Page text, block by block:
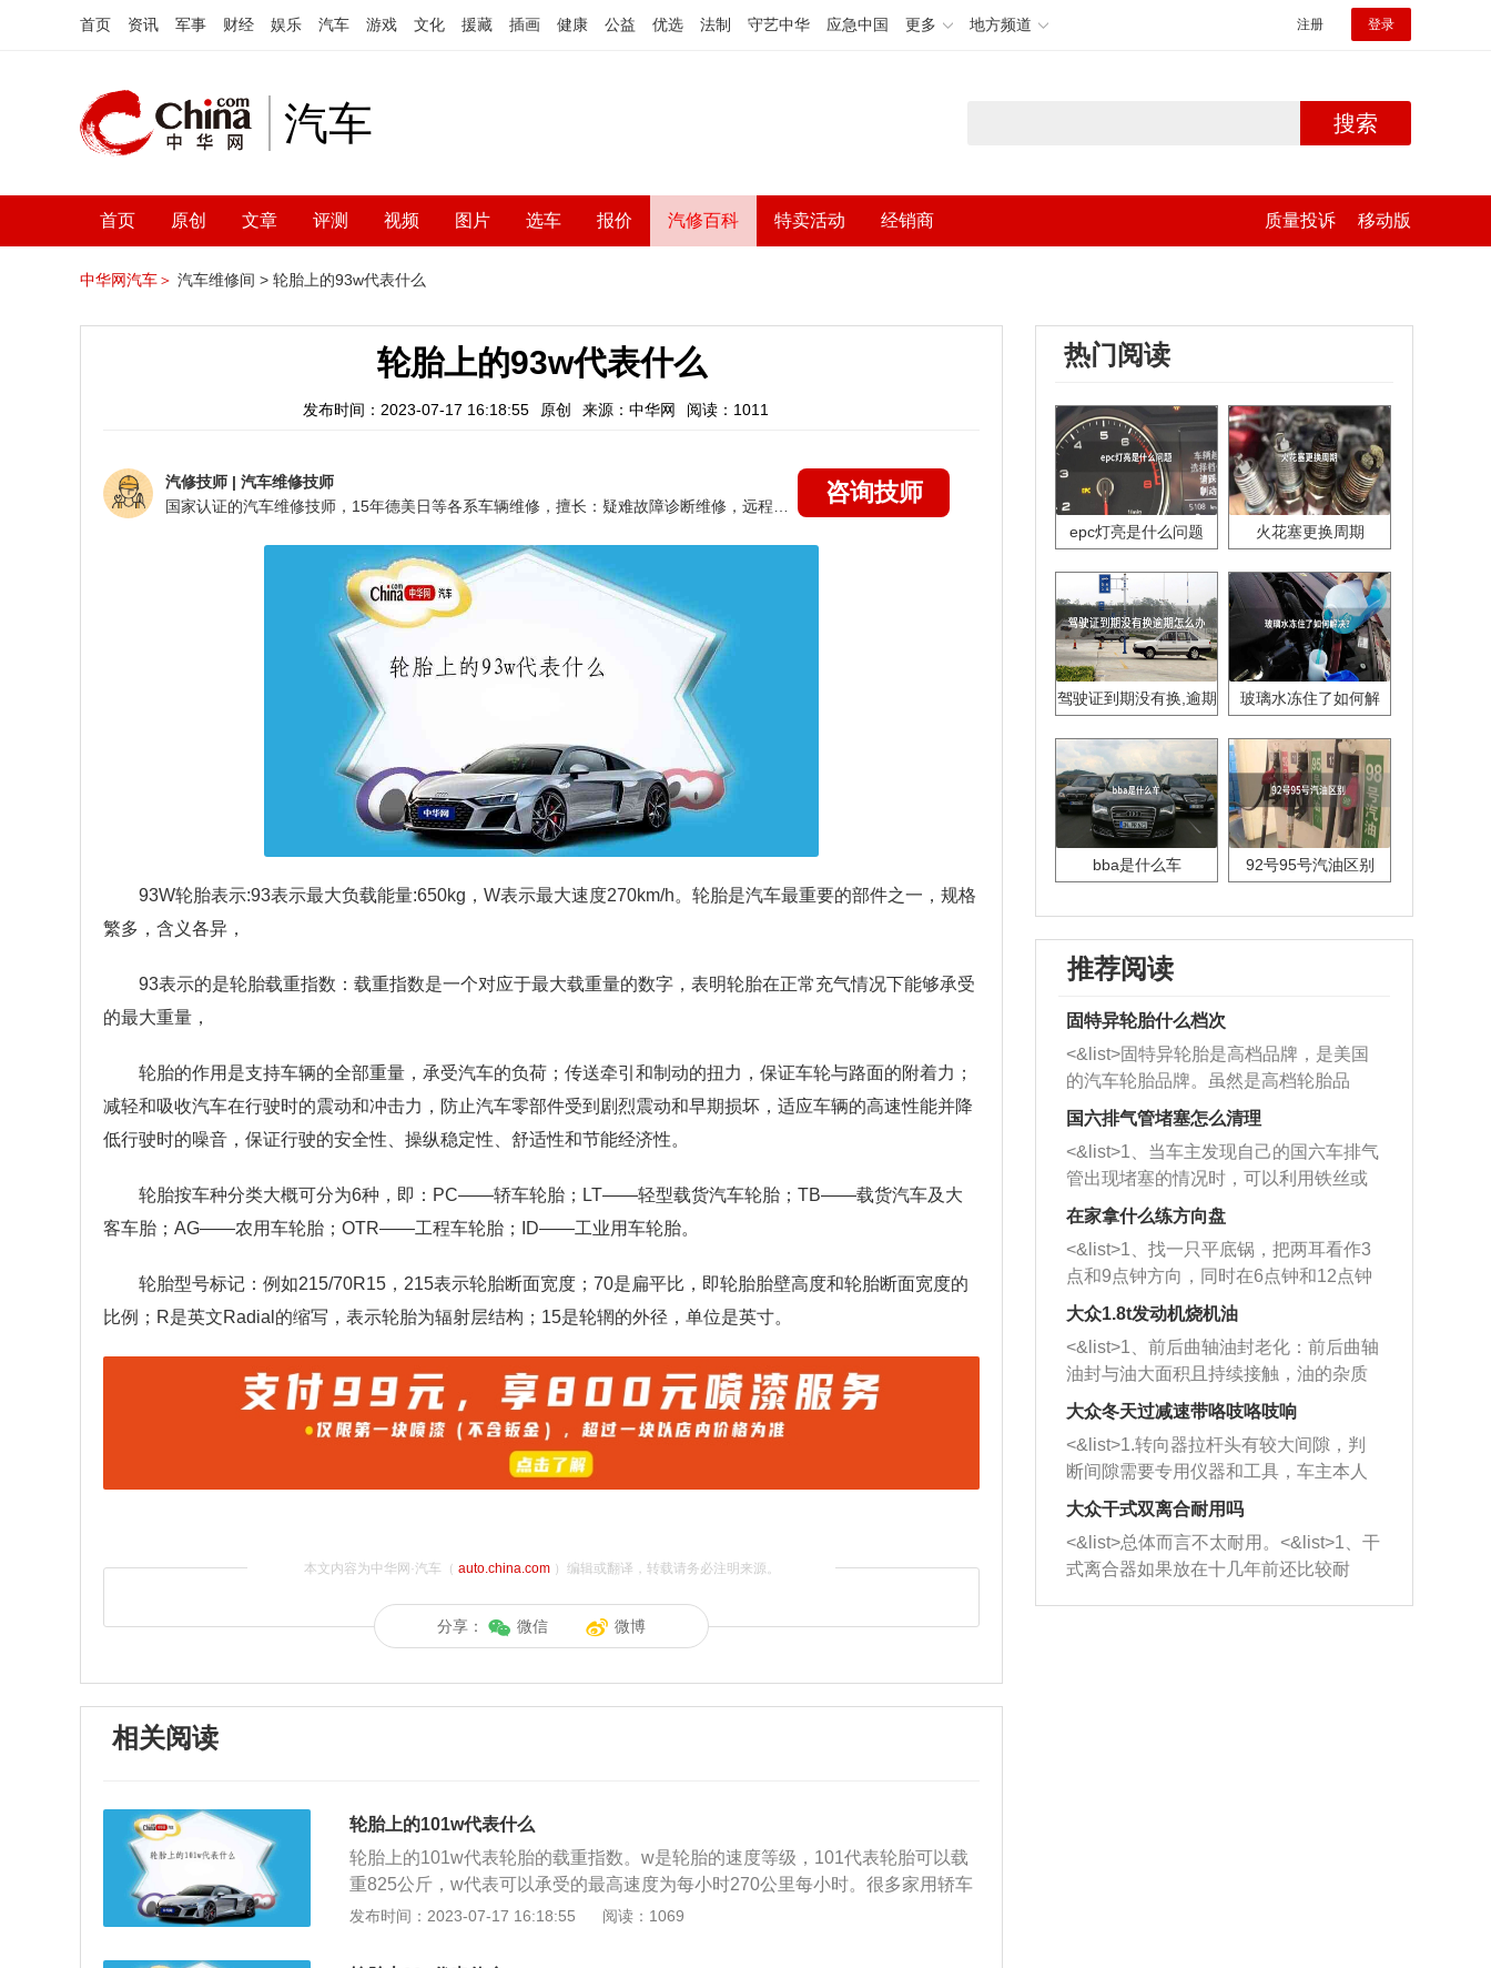
首页 资讯 军事 财经 娱乐 汽车 游戏 文化 援藏 插画 健康 公益 优选 法制 守艺中华 应急中国 更多 地方频道 注册 登录
汽车 搜索
首页 原创 文章 评测 视频 图片 选车 报价 汽修百科 特卖活动 经销商 质量投诉 移动版
中华网汽车＞ 汽车维修间 > 轮胎上的93w代表什么
轮胎上的93w代表什么
发布时间：2023-07-17 16:18:55 原创 来源：中华网 阅读：1011
汽修技师 | 汽车维修技师
咨询技师
93W轮胎表示:93表示最大负载能量:650kg，W表示最大速度270km/h。轮胎是汽车最重要的部件之一，规格
繁多，含义各异，
93表示的是轮胎载重指数：载重指数是一个对应于最大载重量的数字，表明轮胎在正常充气情况下能够承受
的最大重量，
轮胎的作用是支持车辆的全部重量，承受汽车的负荷；传送牵引和制动的扭力，保证车轮与路面的附着力；
减轻和吸收汽车在行驶时的震动和冲击力，防止汽车零部件受到剧烈震动和早期损坏，适应车辆的高速性能并降
低行驶时的噪音，保证行驶的安全性、操纵稳定性、舒适性和节能经济性。
轮胎按车种分类大概可分为6种，即：PC——轿车轮胎；LT——轻型载货汽车轮胎；TB——载货汽车及大
客车胎；AG——农用车轮胎；OTR——工程车轮胎；ID——工业用车轮胎。
轮胎型号标记：例如215/70R15，215表示轮胎断面宽度；70是扁平比，即轮胎胎壁高度和轮胎断面宽度的
比例；R是英文Radial的缩写，表示轮胎为辐射层结构；15是轮辋的外径，单位是英寸。
本文内容为中华网·汽车（ auto.china.com）编辑或翻译，转载请务必注明来源。
分享： 微信 微博
相关阅读
轮胎上的101w代表什么
轮胎上的101w代表轮胎的载重指数。w是轮胎的速度等级，101代表轮胎可以载
重825公斤，w代表可以承受的最高速度为每小时270公里每小时。很多家用轿车
轮胎的侧面都写着91v，91与上面的101都是载重指数，v与上面的w一样都是速
发布时间：2023-07-17 16:18:55 阅读：1069
热门阅读
epc灯亮是什么问题 火花塞更换周期
驾驶证到期没有换,逾期
玻璃水冻住了如何解
bba是什么车 92号95号汽油区别
推荐阅读
固特异轮胎什么档次
<&list>固特异轮胎是高档品牌，是美国
的汽车轮胎品牌。虽然是高档轮胎品
牌，但是中高低端的轮胎都有生产，这
也是为了更好的开拓市场。
国六排气管堵塞怎么清理
<&list>1、当车主发现自己的国六车排气
管出现堵塞的情况时，可以利用铁丝或
者是细棍，直接将杂物给取出来，如果
堵塞情况比较严重，也可以采取应急措
施。 <&list>2、直接利用木棍将所有的
杂物推到排气管里面的位置处，然后将
三元催化器拆解开，就可以将堵塞的东
西取出来。但如果是因为积碳过多引起
的堵塞，就需要将三元催化器泡在草酸
洗剂对堵塞的情况得到解决，将清洗剂
放在燃油箱中，与燃油混合后，车辆启
动时，就可以和汽油一起进入到燃烧
室，最后形成废气排出，就可以让三元
催化器得到清洗，排气管堵塞的情况就
能够得到解决。
在家拿什么练方向盘
<&list>1、找一只平底锅，把两耳看作3
点和9点钟方向，同时在6点钟和12点钟
方向做一个标记。 <&list>2、双手握住
一圈半的练习，往右同样也要打相同的
圈数。 <&list>3、最后强调要反复练
习，这样就可以形成肌肉记忆，在真实
驾驶车辆时，不需要记忆也能打好方
向。
大众1.8t发动机烧机油
<&list>1、前后曲轴油封老化：前后曲轴
油封与油大面积且持续接触，油的杂质
和发动机内持续温度变化使其密封效果
逐渐减弱，导致渗油或漏油。<&list>2、
活塞间隙过大：积碳会使活塞环与缸体
的间隙扩大，导致机油流入燃烧室中，
造成烧机油。<&list>3、机油粘度。使用
机油粘度过小的话，同样会有烧机油现
象，机油粘度过小具有很好的流动性，
大众冬天过减速带咯吱咯吱响
<&list>1.转向器拉杆头有较大间隙，判
断间隙需要专用仪器和工具，车主本人
无法制作，需要将车辆送到修理厂或4s
店；<&list>2.车辆半轴套管防尘罩破
裂，破裂后会出现漏油现象，使半轴磨
损严重，磨损的半轴容易损坏，产生异
响；<&list>3.稳定器的转向胶套和球头
大众干式双离合耐用吗
<&list>总体而言不太耐用。<&list>1、干
式离合器如果放在十几年前还比较耐